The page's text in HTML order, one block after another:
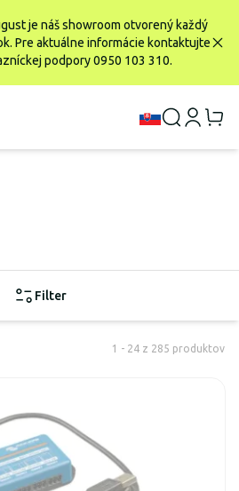
je náš showroom otvorený každý
Pre aktuálne informácie kontaktujte
podpory 0950 103 310.
Filter
1 - 24 z 285 produktov